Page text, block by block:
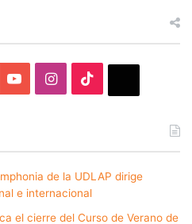
YouTubeInstagram
de la UDLAP dirige
e internacional
el cierre del Curso de Verano de